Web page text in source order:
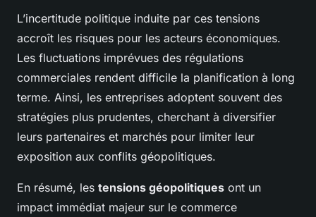
L’incertitude politique induite par ces tensions
accroît les risques pour les acteurs économiques.
Les fluctuations imprévues des régulations
commerciales rendent difficile la planification à long
terme. Ainsi, les entreprises adoptent souvent des
stratégies plus prudentes, cherchant à diversifier
leurs partenaires et marchés pour limiter leur
exposition aux conflits géopolitiques.
En résumé, les tensions géopolitiques ont un
impact immédiat majeur sur le commerce